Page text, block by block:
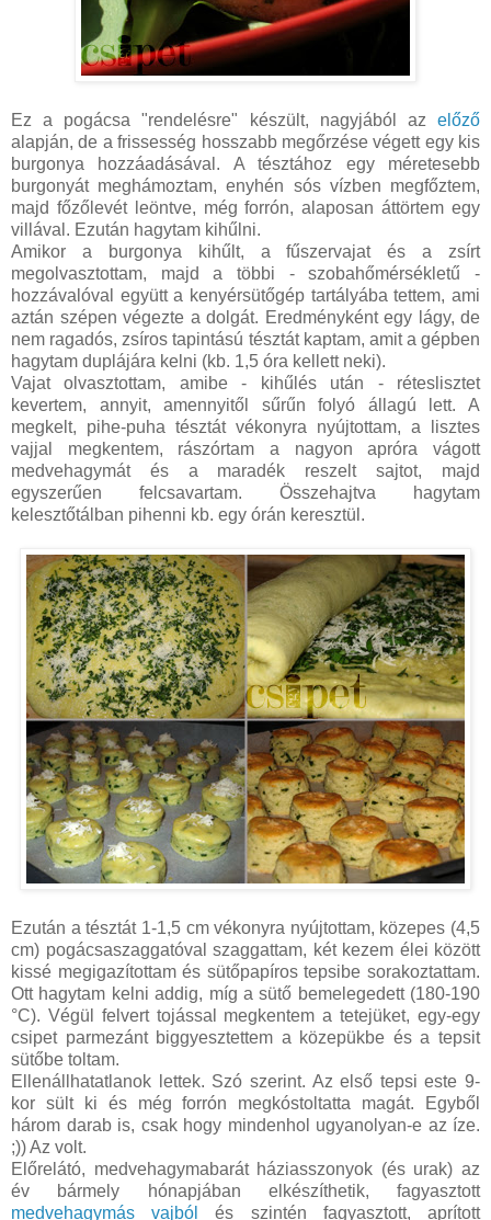
Ez a pogácsa "rendelésre" készült, nagyjából az előző
alapján, de a frissesség hosszabb megőrzése végett egy kis
burgonya hozzáadásával. A tésztához egy méretesebb
burgonyát meghámoztam, enyhén sós vízben megfőztem,
majd főzőlevét leöntve, még forrón, alaposan áttörtem egy
villával. Ezután hagytam kihűlni.
Amikor a burgonya kihűlt, a fűszervajat és a zsírt
megolvasztottam, majd a többi - szobahőmérsékletű -
hozzávalóval együtt a kenyérsütőgép tartályába tettem, ami
aztán szépen végezte a dolgát. Eredményként egy lágy, de
nem ragadós, zsíros tapintású tésztát kaptam, amit a gépben
hagytam duplájára kelni (kb. 1,5 óra kellett neki).
Vajat olvasztottam, amibe - kihűlés után - réteslisztet
kevertem, annyit, amennyitől sűrűn folyó állagú lett. A
megkelt, pihe-puha tésztát vékonyra nyújtottam, a lisztes
vajjal megkentem, rászórtam a nagyon apróra vágott
medvehagymát és a maradék reszelt sajtot, majd
egyszerűen felcsavartam. Összehajtva hagytam
kelesztőtálban pihenni kb. egy órán keresztül.
Ezután a tésztát 1-1,5 cm vékonyra nyújtottam, közepes (4,5
cm) pogácsaszaggatóval szaggattam, két kezem élei között
kissé megigazítottam és sütőpapíros tepsibe sorakoztattam.
Ott hagytam kelni addig, míg a sütő bemelegedett (180-190
°C). Végül felvert tojással megkentem a tetejüket, egy-egy
csipet parmezánt biggyesztettem a közepükbe és a tepsit
sütőbe toltam.
Ellenállhatatlanok lettek. Szó szerint. Az első tepsi este 9-
kor sült ki és még forrón megkóstoltatta magát. Egyből
három darab is, csak hogy mindenhol ugyanolyan-e az íze.
;)) Az volt.
Előrelátó, medvehagymabarát háziasszonyok (és urak) az
év bármely hónapjában elkészíthetik, fagyasztott
medvehagymás vajból
és szintén fagyasztott, aprított